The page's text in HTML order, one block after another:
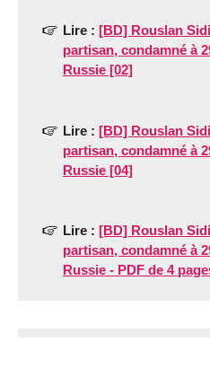
Lire : [BD] Rouslan
partisan, condamné à
Russie [02]
Lire : [BD] Rouslan
partisan, condamné à
Russie [04]
Lire : [BD] Rouslan
partisan, condamné à
Russie - PDF de 4